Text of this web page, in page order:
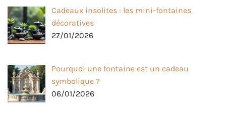
Cadeaux insolites : les mini-fontaines
décoratives
27/01/2026
Pourquoi une fontaine est un cadeau
symbolique ?
06/01/2026